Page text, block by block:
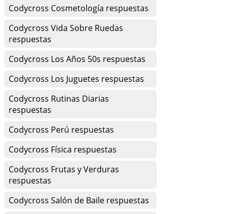
Codycross Cosmetología respuestas
Codycross Vida Sobre Ruedas
respuestas
Codycross Los Años 50s respuestas
Codycross Los Juguetes respuestas
Codycross Rutinas Diarias
respuestas
Codycross Perú respuestas
Codycross Física respuestas
Codycross Frutas y Verduras
respuestas
Codycross Salón de Baile respuestas